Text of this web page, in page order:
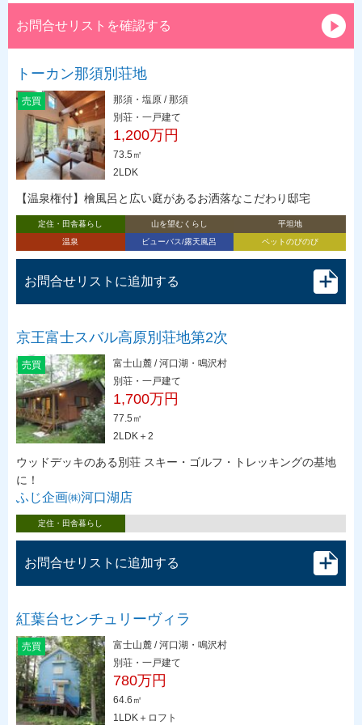
お問合せリストを確認する
トーカン那須別荘地
売買
那須・塩原 / 那須
別荘・一戸建て
1,200万円
73.5㎡
2LDK
【温泉権付】檜風呂と広い庭があるお洒落なこだわり邸宅
定住・田舎暮らし 山を望むくらし
平坦地
温泉
ビューバス/露天風呂 ペットのびのび
お問合せリストに追加する
京王富士スバル高原別荘地第2次
売買
富士山麓 / 河口湖・鳴沢村
別荘・一戸建て
1,700万円
77.5㎡
2LDK＋2
ウッドデッキのある別荘 スキー・ゴルフ・トレッキングの基地
に！
ふじ企画㈱河口湖店
定住・田舎暮らし
お問合せリストに追加する
紅葉台センチュリーヴィラ
売買
富士山麓 / 河口湖・鳴沢村
別荘・一戸建て
780万円
64.6㎡
1LDK＋ロフト